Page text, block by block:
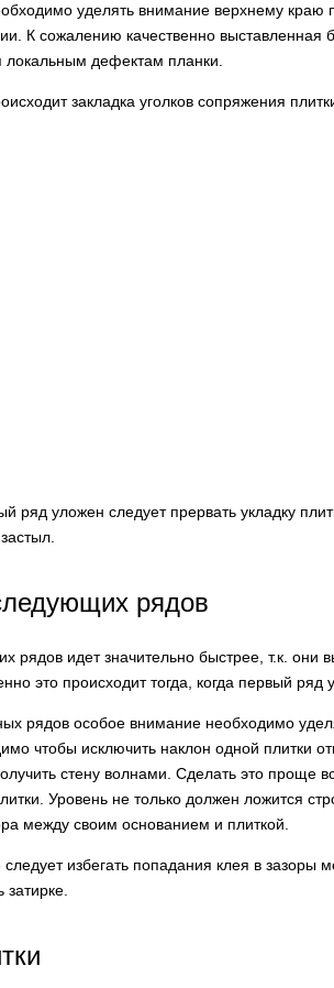
уделять внимание верхнему краю
К сожалению качественно выставленная
локальным дефектам планки.
закладка уголков сопряжения
ряд уложен следует прервать укладку
рядов
рядов идет значительно быстрее, т.к. они
это происходит тогда, когда первый ряд
рядов особое внимание необходимо
чтобы исключить наклон одной плитки
стену волнами. Сделать это проще
Уровень не только должен ложится
между своим основанием и плиткой.
избегать попадания клея в зазоры